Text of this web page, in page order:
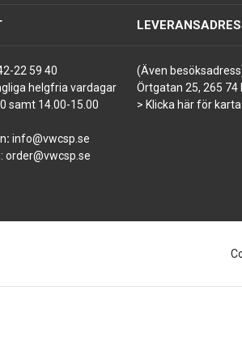
22 59 40
helgfria vardagar
samt 14.00-15.00
: info@vwcsp.se
order@vwcsp.se
(Även
Örtgatan 25, 265 74
> Klicka här för karta